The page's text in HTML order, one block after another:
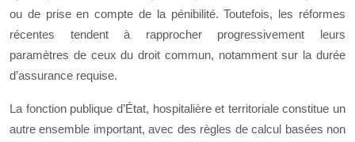
ou de prise en compte de la pénibilité. Toutefois, les réformes
récentes tendent à rapprocher progressivement leurs
paramètres de ceux du droit commun, notamment sur la durée
d’assurance requise.
La fonction publique d’État, hospitalière et territoriale constitue un
autre ensemble important, avec des règles de calcul basées non